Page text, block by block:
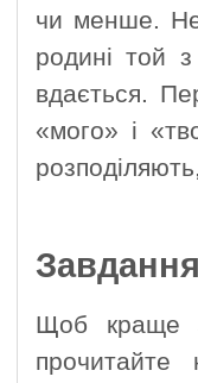
чи менше.
родині той
вдається.
«мого» і
Щоб краще
прочитайте